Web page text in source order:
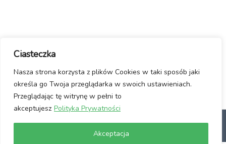
Ciasteczka
Nasza strona korzysta z plików Cookies w taki sposób jaki
określa go Twoja przeglądarka w swoich ustawieniach.
Przeglądając tę witrynę w pełni to
akceptujesz Polityka Prywatności
Akceptacja
Usuwanie wirusów ze stron www